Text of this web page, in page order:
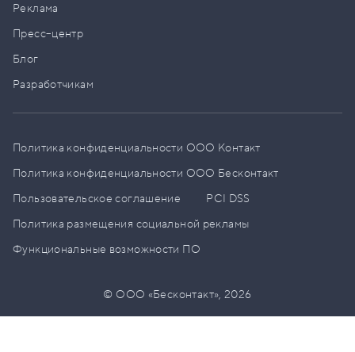
Реклама
Пресс–центр
Блог
Разработчикам
Политика конфиденциальности ООО Контакт
Политика конфиденциальности ООО Бесконтакт
Пользовательское соглашение
PCI DSS
Политика размещения социальной рекламы
Функциональные возможности ПО
© ООО «Бесконтакт»,2026